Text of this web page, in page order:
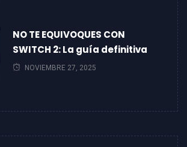
NO TE EQUIVOQUES CON
SWITCH 2: La guía definitiva
NOVIEMBRE 27, 2025